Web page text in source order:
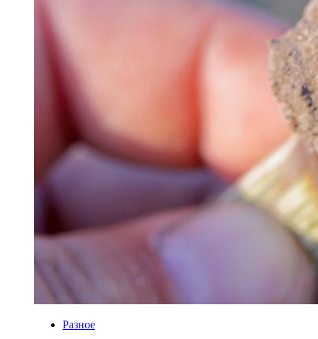
Разное